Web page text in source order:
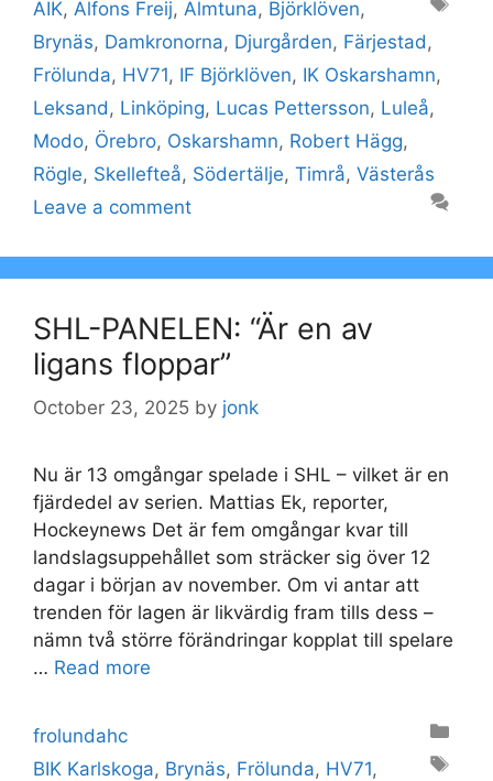
AIK, Alfons Freij, Almtuna, Björklöven,
Brynäs, Damkronorna, Djurgården, Färjestad ,
Frölunda, HV71, IF Björklöven, IK Oskarshamn,
Leksand , Linköping, Lucas Pettersson, Luleå,
Modo, Örebro, Oskarshamn, Robert Hägg,
Rögle, Skellefteå, Södertälje, Timrå, Västerås
Leave a comment
SHL-PANELEN: “Är en av
ligans floppar”
October 23, 2025 by jonk
Nu är 13 omgångar spelade i SHL – vilket är en
fjärdedel av serien. Mattias Ek, reporter,
Hockeynews Det är fem omgångar kvar till
landslagsuppehållet som sträcker sig över 12
dagar i början av november. Om vi antar att
trenden för lagen är likvärdig fram tills dess –
nämn två större förändringar kopplat till spelare
… Read more
Categories
frolundahc
Tags
BIK Karlskoga, Brynäs, Frölunda, HV71,